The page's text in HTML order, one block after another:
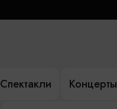
Спектакли Концерты